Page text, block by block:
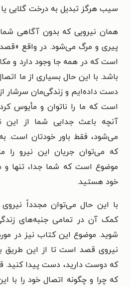
سیب هرگز تبدیل به درخت گلابی
همان نیرویی که بدون آگاهی
پیری و مرگ می‌شود. در واقع
است که در همه ‌جا وجود دارد و
باشد. با این ‌حال بسیاری از ما
دست داده‌ایم و زندگی‌مان سرشار
است که ما را ناتوان و مأیوس
آنچه باعث جدایی شما از این
می‌شود، فقط باور خودتان است.
که می‌توان جریان این نیرو را
موضوع است که شما جدا، تنها و
خود هستید.
با این ‌حال می‌توان مجدداً
کمک آن در تمامی جنبه‌های
شوید. موضوع این کتاب نیز در
نیروی قصد است تا از این طریق
که دوست دارید، دست پیدا کنید.
که چرا و چگونه اتصال خود را با